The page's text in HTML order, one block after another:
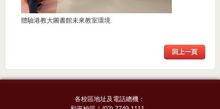
體驗港教大圖書館未來教室環境
回上一頁
各校區地址及電話總機：